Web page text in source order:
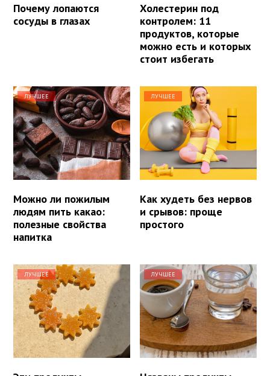
Почему лопаются
сосуды в глазах
Холестерин под
контролем: 11
продуктов, которые
можно есть и которых
стоит избегать
ЛУЧШЕЕ
Можно ли пожилым
людям пить какао:
полезные свойства
напитка
ЛУЧШЕЕ
Как худеть без нервов
и срывов: проще
простого
ЛУЧШЕЕ ЛУЧШЕЕ